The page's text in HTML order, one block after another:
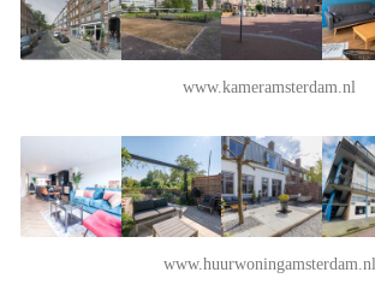
www.kameramsterdam.nl
www.huurwoningamsterdam.nl